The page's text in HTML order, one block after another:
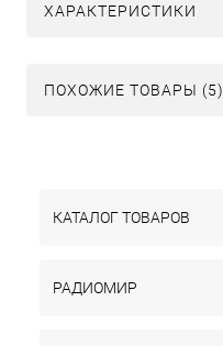
ХАРАКТЕРИСТИКИ
ПОХОЖИЕ ТОВАРЫ (5)
КАТАЛОГ ТОВАРОВ
РАДИОМИР